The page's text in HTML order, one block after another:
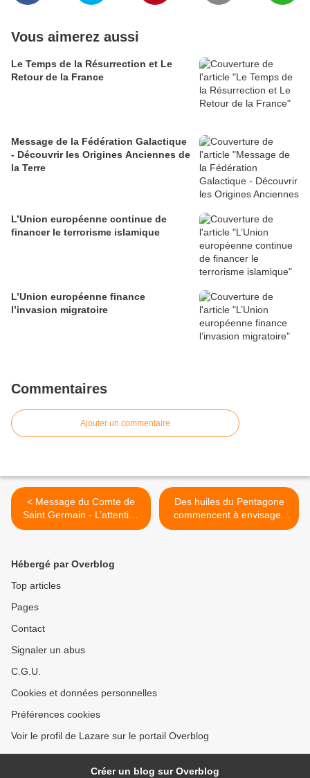
Vous aimerez aussi
Le Temps de la Résurrection et Le
Retour de la France
Message de la Fédération Galactique
- Découvrir les Origines Anciennes de
la Terre
L’Union européenne continue de
financer le terrorisme islamique
L’Union européenne finance
l’invasion migratoire
Commentaires
Ajouter un commentaire
< Message du Comte de
Saint Germain - L’attention
est le don de l’amour
Des huiles du Pentagone
commencent à envisager
une victoire russe en
Hébergé par Overblog
Top articles
Pages
Contact
Signaler un abus
C.G.U.
Cookies et données personnelles
Préférences cookies
Voir le profil de Lazare sur le portail Overblog
Créer un blog sur Overblog